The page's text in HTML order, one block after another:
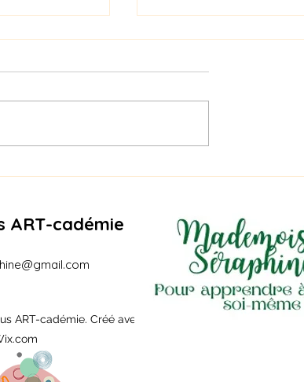
Nagare (流れ) « le flux »
ART-cadémie
ART-cadémie. Créé avec